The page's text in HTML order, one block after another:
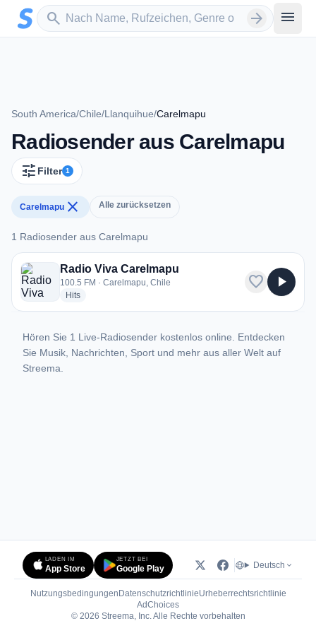
Zum Hauptinhalt springen
search
Sender suchen arrow_forward menu
South America/Chile/Llanquihue/Carelmapu
Radiosender aus Carelmapu
tune Filter 1
Carelmapu close Alle zurücksetzen
1 Radiosender aus Carelmapu
1 Radiosender aus Carelmapu
Radio Viva Carelmapu
100.5 FM · Carelmapu, Chile
Hitsradio stations
favorite play_arrow
Hören Sie 1 Live-Radiosender kostenlos online. Entdecken
Sie Musik, Nachrichten, Sport und mehr aus aller Welt auf
Streema.
LADEN IM
App Store
JETZT BEI
Google Play Deutsch
Nutzungsbedingungen DatenschutzrichtlinieUrheberrechtsrichtlinie
AdChoices(öffnet in neuem Tab)
© 2026 Streema, Inc. Alle Rechte vorbehalten